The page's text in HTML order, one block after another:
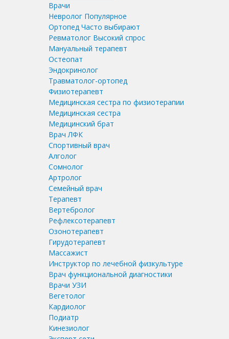
Врачи
Невролог Популярное
Ортопед Часто выбирают
Ревматолог Высокий спрос
Мануальный терапевт
Остеопат
Эндокринолог
Травматолог-ортопед
Физиотерапевт
Медицинская сестра по физиотерапии
Медицинская сестра
Медицинский брат
Врач ЛФК
Спортивный врач
Алголог
Сомнолог
Артролог
Семейный врач
Терапевт
Вертебролог
Рефлексотерапевт
Озонотерапевт
Гирудотерапевт
Массажист
Инструктор по лечебной физкультуре
Врач функциональной диагностики
Врачи УЗИ
Вегетолог
Кардиолог
Подиатр
Кинезиолог